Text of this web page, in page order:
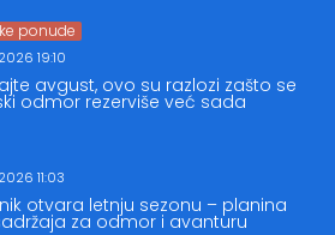
ponude
19:10
avgust, ovo su razlozi zašto se
odmor rezerviše već sada
11:03
otvara letnju sezonu – planina
za odmor i avanturu